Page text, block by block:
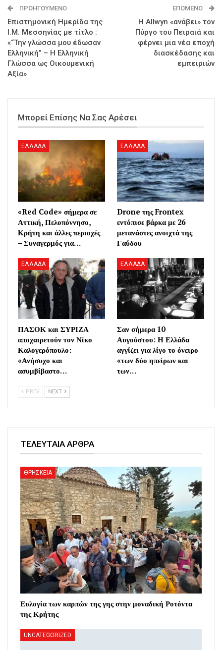
ΠΡΟΗΓΟΎΜΕΝΟ
Επιστημονική Ημερίδα της
Ι.Μ. Μεσσηνίας με τίτλο :
«“Την γλώσσα μου έδωσαν
Ελληνική” – Η Ελληνική
Γλώσσα ως Οικουμενική
Αξία»
ΕΠΌΜΕΝΟ
Η Allwyn «ανάβει» τον
Πύργο του Πειραιά και
φέρνει μια νέα εποχή
διασκέδασης και
εμπειριών
Μπορεί Επίσης Να Σας Αρέσει
ΕΛΛΑΔΑ
«Red Code» σήμερα σε
Αττική, Πελοπόννησο,
Κρήτη και άλλες περιοχές
– Συναγερμός για…
ΕΛΛΑΔΑ
Drone της Frontex
εντόπισε βάρκα με 26
μετανάστες ανοιχτά της
Γαύδου
ΕΛΛΑΔΑ
ΠΑΣΟΚ και ΣΥΡΙΖΑ
αποχαιρετούν τον Νίκο
Καλογερόπουλο:
«Ανήσυχο και
ασυμβίβαστο…
ΕΛΛΑΔΑ
Σαν σήμερα 10
Αυγούστου: Η Ελλάδα
αγγίζει για λίγο το όνειρο
«των δύο ηπείρων και
των…
PREV NEXT
ΤΕΛΕΥΤΑΙΑ ΑΡΘΡΑ
ΘΡΗΣΚΕΙΑ
Ευλογία των καρπών της γης στην μοναδική Ροτόντα
της Κρήτης
UNCATEGORIZED